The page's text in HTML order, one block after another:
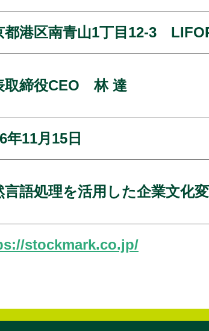
都港区南青山1丁目12-3
取締役CEO 林 達
年11月15日
言語処理を活用した企業文化
stockmark.co.jp/